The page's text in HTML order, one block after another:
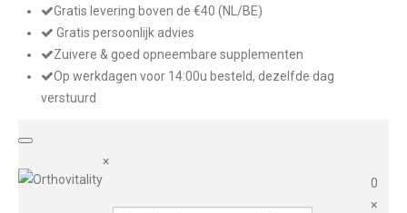
Gratis levering boven de €40 (NL/BE)
Gratis persoonlijk advies
Zuivere & goed opneembare supplementen
Op werkdagen voor 14:00u besteld, dezelfde dag
verstuurd
×
0
×